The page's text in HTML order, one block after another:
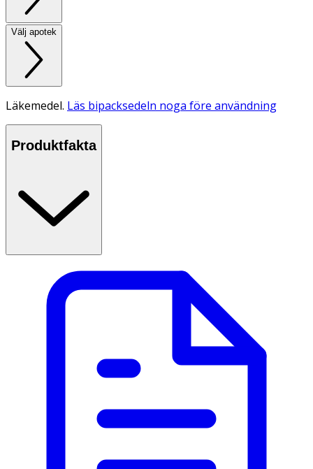
Välj apotek
Läkemedel. Läs bipacksedeln noga före användning
Produktfakta